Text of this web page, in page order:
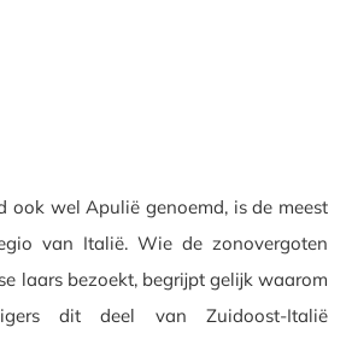
ook wel Apulië genoemd, is de meest
van Italië. Wie de zonovergoten
laars bezoekt, begrijpt gelijk waarom
dit deel van Zuidoost-Italië